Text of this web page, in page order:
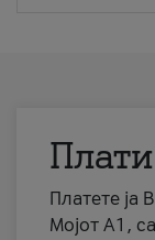
Платете ја
Мојот А1,